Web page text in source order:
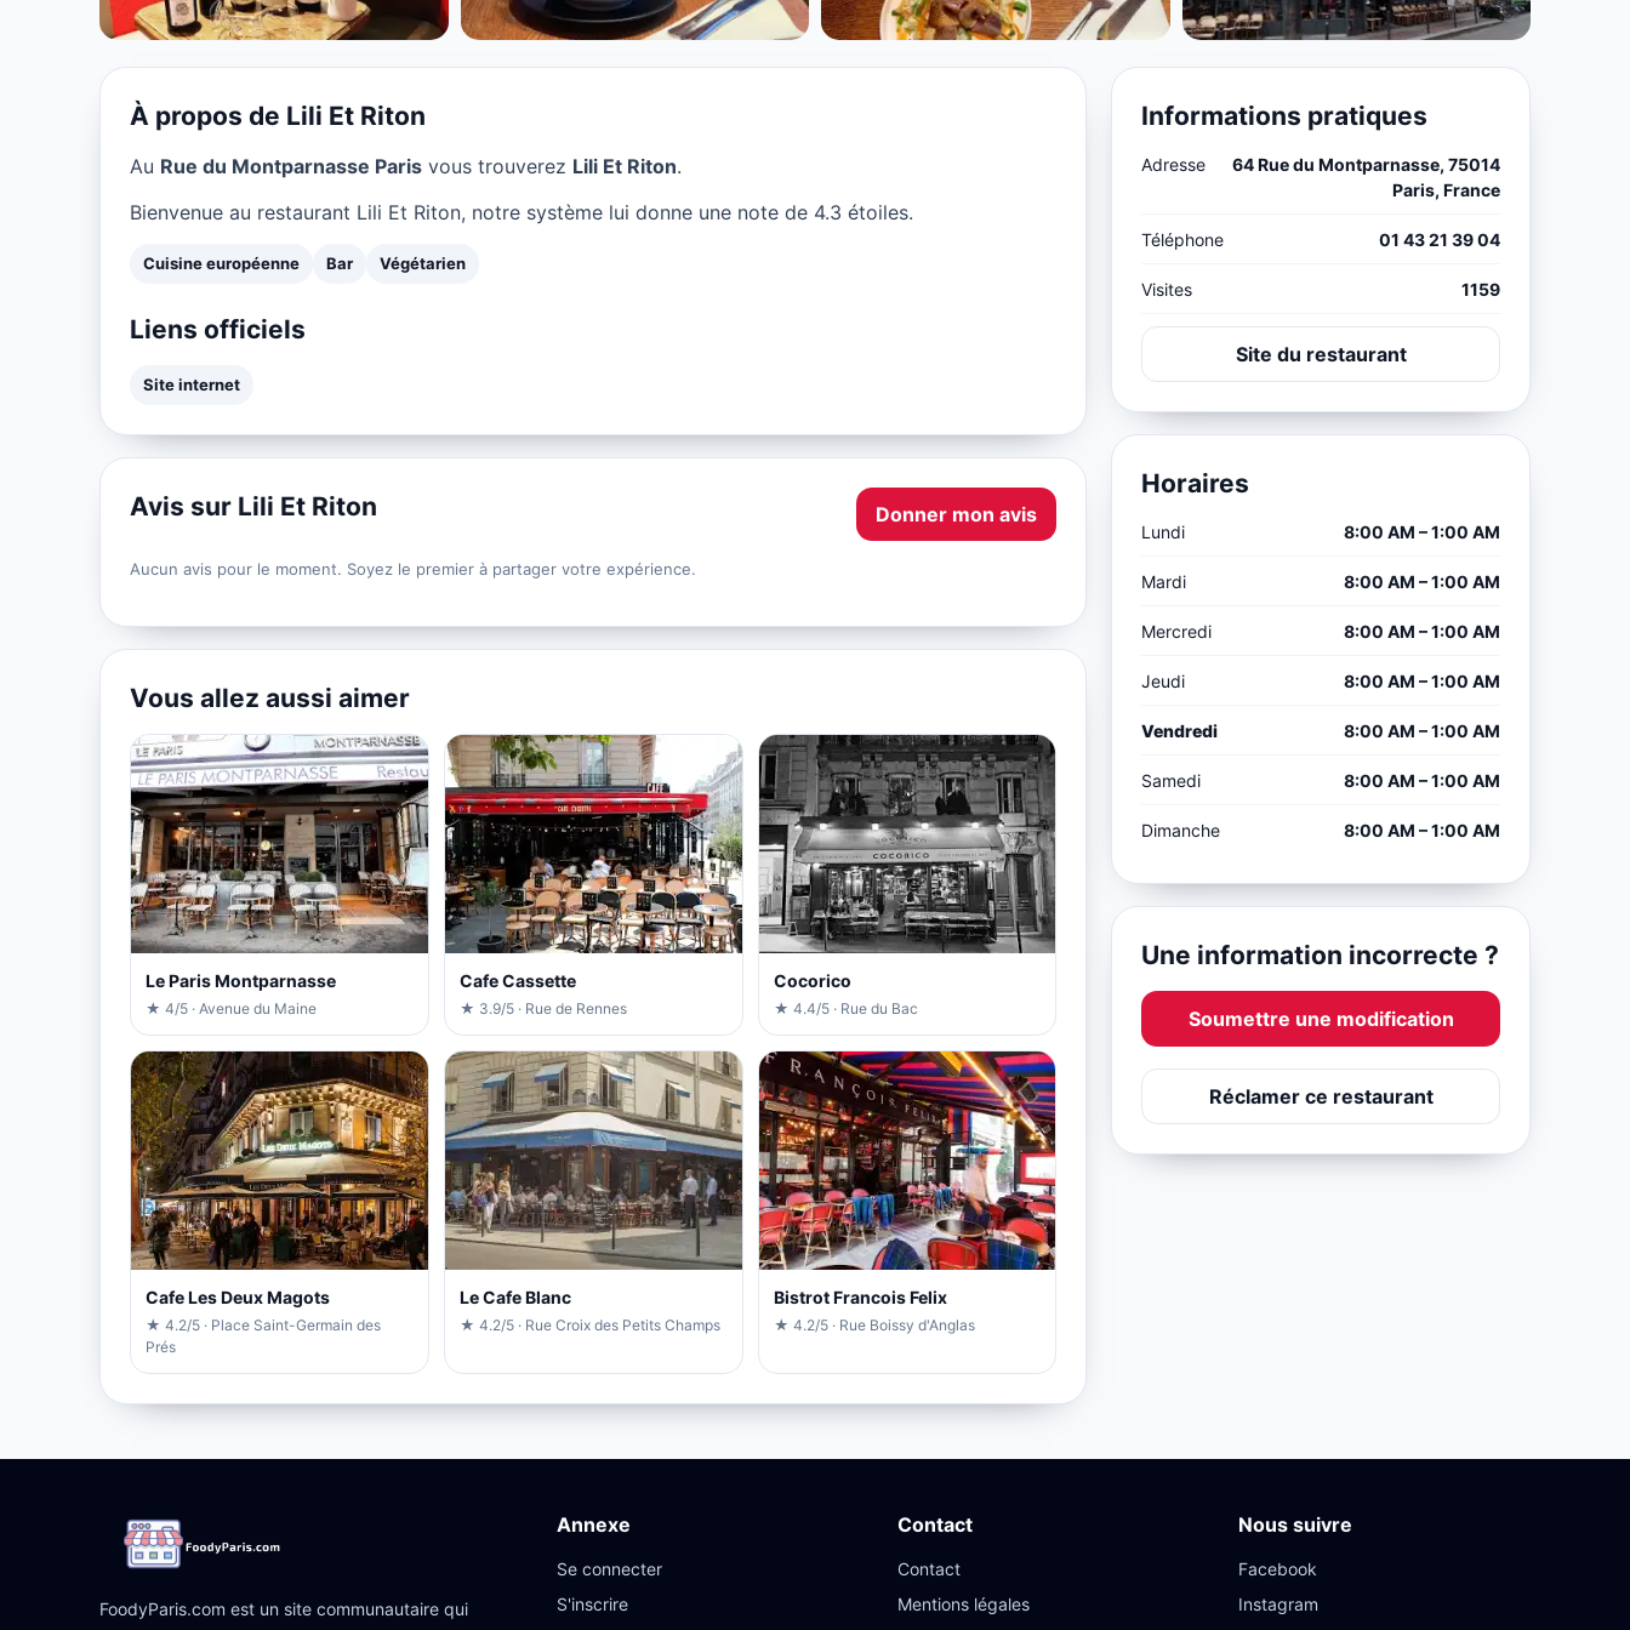
★ 4.3/5
À propos de Lili Et Riton
Au Rue du Montparnasse Paris vous trouverez Lili Et Riton.
Bienvenue au restaurant Lili Et Riton, notre système lui donne une note de 4.3 étoiles.
Cuisine européenne Bar Végétarien
Liens officiels
Site internet
Avis sur Lili Et Riton Donner mon avis
Aucun avis pour le moment. Soyez le premier à partager votre expérience.
Vous allez aussi aimer
Le Paris Montparnasse
★ 4/5 · Avenue du Maine
Cafe Cassette
★ 3.9/5 · Rue de Rennes
Cocorico
★ 4.4/5 · Rue du Bac
Cafe Les Deux Magots
★ 4.2/5 · Place Saint-Germain des
Prés
Le Cafe Blanc
★ 4.2/5 · Rue Croix des Petits Champs
Bistrot Francois Felix
★ 4.2/5 · Rue Boissy d'Anglas
Informations pratiques
Adresse
64 Rue du Montparnasse, 75014
Paris, France
Téléphone 01 43 21 39 04
Visites 1159
Site du restaurant
Horaires
Lundi 8:00 AM – 1:00 AM
Mardi 8:00 AM – 1:00 AM
Mercredi 8:00 AM – 1:00 AM
Jeudi 8:00 AM – 1:00 AM
Vendredi 8:00 AM – 1:00 AM
Samedi 8:00 AM – 1:00 AM
Dimanche 8:00 AM – 1:00 AM
Une information incorrecte ?
Soumettre une modification
Réclamer ce restaurant
FoodyParis.com est un site communautaire qui
Annexe
Se connecter
S'inscrire
Contact
Contact
Mentions légales
Nous suivre
Facebook
Instagram